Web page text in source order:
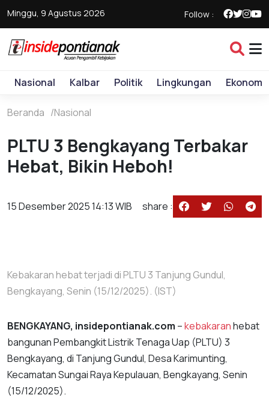
Minggu, 9 Agustus 2026 Follow :
Nasional Kalbar Politik Lingkungan Ekonomi
Beranda Nasional
PLTU 3 Bengkayang Terbakar
Hebat, Bikin Heboh!
15 Desember 2025 14:13 WIB share :
‎Kebakaran hebat terjadi di PLTU 3 Tanjung Gundul,
Bengkayang, Senin (15/12/2025). (IST)
BENGKAYANG, insidepontianak.com –kebakaranhebat
bangunan Pembangkit Listrik Tenaga Uap (PLTU) 3
Bengkayang, di Tanjung Gundul, Desa Karimunting,
Kecamatan Sungai Raya Kepulauan, Bengkayang, Senin
(15/12/2025).